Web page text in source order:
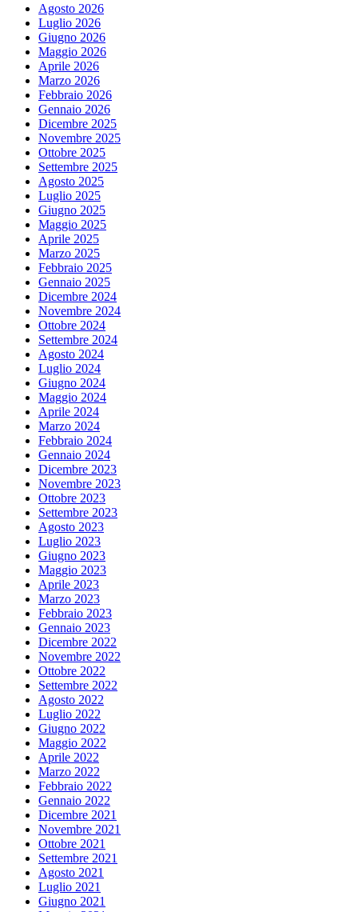
Agosto 2026
Luglio 2026
Giugno 2026
Maggio 2026
Aprile 2026
Marzo 2026
Febbraio 2026
Gennaio 2026
Dicembre 2025
Novembre 2025
Ottobre 2025
Settembre 2025
Agosto 2025
Luglio 2025
Giugno 2025
Maggio 2025
Aprile 2025
Marzo 2025
Febbraio 2025
Gennaio 2025
Dicembre 2024
Novembre 2024
Ottobre 2024
Settembre 2024
Agosto 2024
Luglio 2024
Giugno 2024
Maggio 2024
Aprile 2024
Marzo 2024
Febbraio 2024
Gennaio 2024
Dicembre 2023
Novembre 2023
Ottobre 2023
Settembre 2023
Agosto 2023
Luglio 2023
Giugno 2023
Maggio 2023
Aprile 2023
Marzo 2023
Febbraio 2023
Gennaio 2023
Dicembre 2022
Novembre 2022
Ottobre 2022
Settembre 2022
Agosto 2022
Luglio 2022
Giugno 2022
Maggio 2022
Aprile 2022
Marzo 2022
Febbraio 2022
Gennaio 2022
Dicembre 2021
Novembre 2021
Ottobre 2021
Settembre 2021
Agosto 2021
Luglio 2021
Giugno 2021